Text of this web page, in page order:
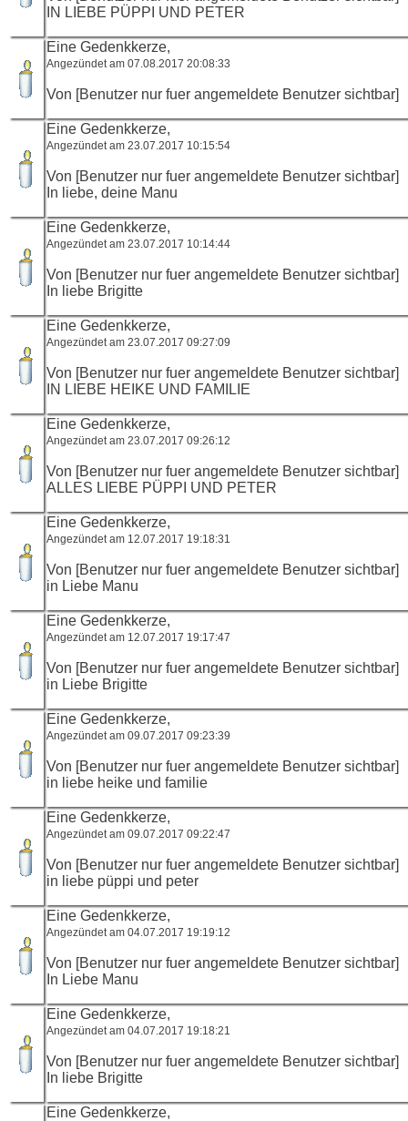
IN LIEBE PÜPPI UND PETER
Eine Gedenkkerze,
Angezündet am 07.08.2017 20:08:33
Von [Benutzer nur fuer angemeldete Benutzer sichtbar]
Eine Gedenkkerze,
Angezündet am 23.07.2017 10:15:54
Von [Benutzer nur fuer angemeldete Benutzer sichtbar]
In liebe, deine Manu
Eine Gedenkkerze,
Angezündet am 23.07.2017 10:14:44
Von [Benutzer nur fuer angemeldete Benutzer sichtbar]
In liebe Brigitte
Eine Gedenkkerze,
Angezündet am 23.07.2017 09:27:09
Von [Benutzer nur fuer angemeldete Benutzer sichtbar]
IN LIEBE HEIKE UND FAMILIE
Eine Gedenkkerze,
Angezündet am 23.07.2017 09:26:12
Von [Benutzer nur fuer angemeldete Benutzer sichtbar]
ALLES LIEBE PÜPPI UND PETER
Eine Gedenkkerze,
Angezündet am 12.07.2017 19:18:31
Von [Benutzer nur fuer angemeldete Benutzer sichtbar]
in Liebe Manu
Eine Gedenkkerze,
Angezündet am 12.07.2017 19:17:47
Von [Benutzer nur fuer angemeldete Benutzer sichtbar]
in Liebe Brigitte
Eine Gedenkkerze,
Angezündet am 09.07.2017 09:23:39
Von [Benutzer nur fuer angemeldete Benutzer sichtbar]
in liebe heike und familie
Eine Gedenkkerze,
Angezündet am 09.07.2017 09:22:47
Von [Benutzer nur fuer angemeldete Benutzer sichtbar]
in liebe püppi und peter
Eine Gedenkkerze,
Angezündet am 04.07.2017 19:19:12
Von [Benutzer nur fuer angemeldete Benutzer sichtbar]
In Liebe Manu
Eine Gedenkkerze,
Angezündet am 04.07.2017 19:18:21
Von [Benutzer nur fuer angemeldete Benutzer sichtbar]
In liebe Brigitte
Eine Gedenkkerze,